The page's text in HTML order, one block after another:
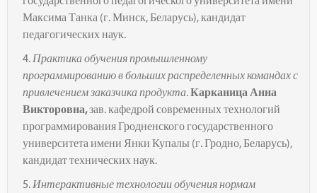
Максима Танка (г. Минск, Беларусь), кандидат
педагогических наук.
4. Практика обучения промышленному
программированию в большихраспределенных командах с
привлечением заказчика продукта.Карканица Анна
Викторовна,зав. кафедрой современных технологий
программирования Гродненского государственного
университета имени Янки Купалы (г. Гродно, Беларусь),
кандидат технических наук.
5. Интерактивные технологии обучения нормам